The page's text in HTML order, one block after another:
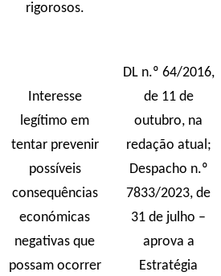
rigorosos.
Interesse
legítimo em
tentar prevenir
possíveis
consequências
económicas
negativas que
possam ocorrer
DL n.º 64/2016,
de 11 de
outubro, na
redação atual;
Despacho n.º
7833/2023, de
31 de julho –
aprova a
Estratégia